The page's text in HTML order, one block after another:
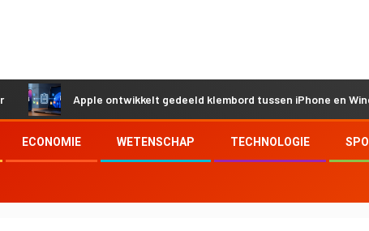
Apple ontwikkelt gedeeld klembord tussen iPhone en Windows
ECONOMIE WETENSCHAP TECHNOLOGIE